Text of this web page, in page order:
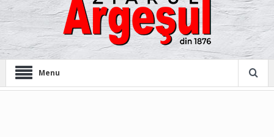
Menu